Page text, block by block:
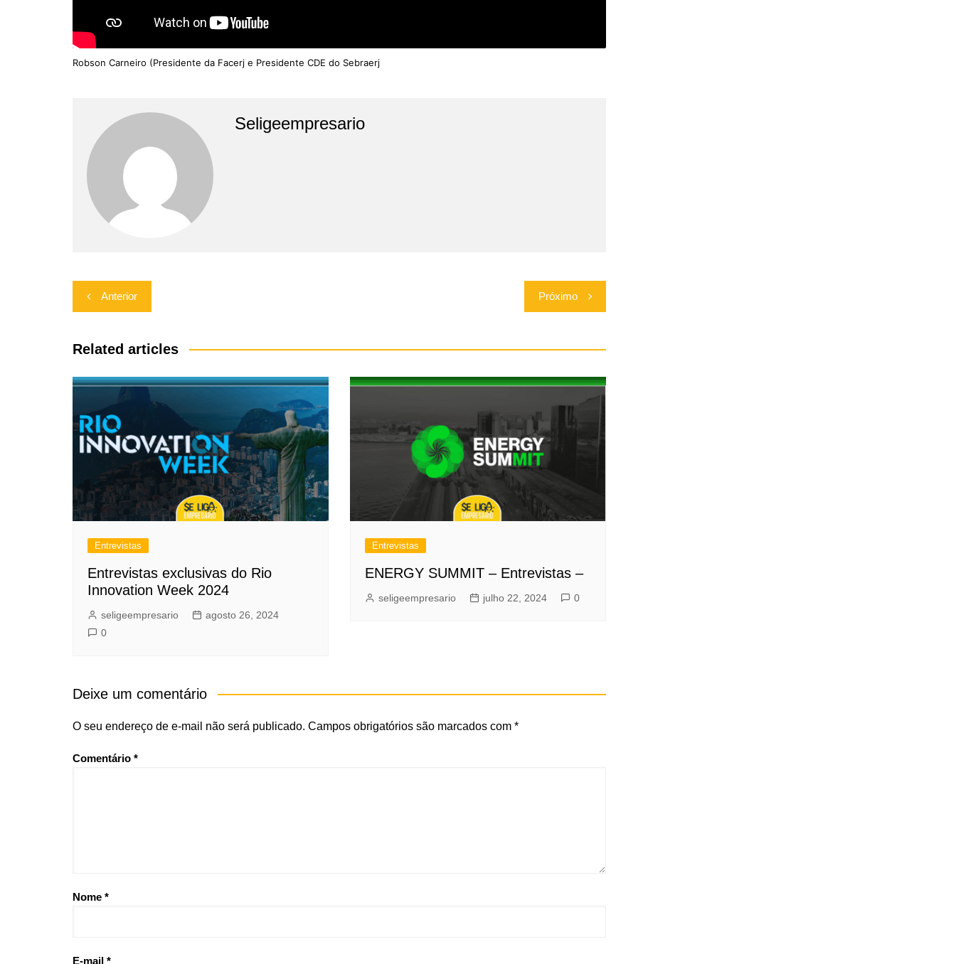
Robson Carneiro (Presidente da Facerj e Presidente CDE do Sebraerj
Seligeempresario
Navegação
de
Post
Anterior Próximo
Related articles
Entrevistas
Entrevistas exclusivas do Rio
Innovation Week 2024
seligeempresario
agosto 26, 2024
0
Entrevistas
ENERGY SUMMIT – Entrevistas –
seligeempresario julho 22, 2024 0
Deixe um comentário
O seu endereço de e-mail não será publicado. Campos obrigatórios são marcados com *
Comentário *
Nome *
E-mail *